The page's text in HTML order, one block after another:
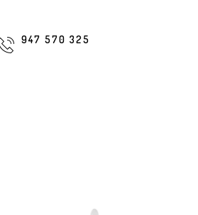
947 570 325